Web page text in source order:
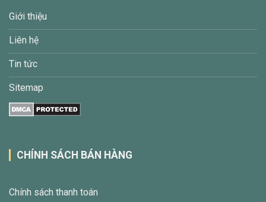
Giới thiệu
Liên hệ
Tin tức
Sitemap
CHÍNH SÁCH BÁN HÀNG
Chính sách thanh toán